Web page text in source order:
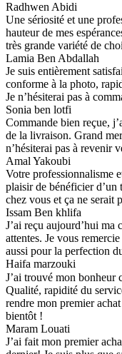
Radhwen Abidi
Une sériosité et une
hauteur de mes
très grande variété de
Lamia Ben Abdallah
Je suis entièrement
conforme à la photo,
Je n’hésiterai pas à
Sonia ben lotfi
Commande bien reçue,
de la livraison. Grand
n’hésiterai pas à revenir
Amal Yakoubi
Votre professionnalisme
plaisir de bénéficier
chez vous et ça ne serait
Issam Ben khlifa
J’ai reçu aujourd’hui ma
attentes. Je vous
aussi pour la perfection
Haifa marzouki
J’ai trouvé mon
Qualité, rapidité du
rendre mon premier
bientôt !
Maram Louati
J’ai fait mon premier